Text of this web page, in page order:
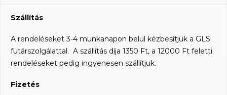
Szállítás
A rendeléseket 3-4 munkanapon belül kézbesítjük a GLS
futárszolgálattal. A szállítás díja 1350 Ft, a 12000 Ft feletti
rendeléseket pedig ingyenesen szállítjuk.
Fizetés